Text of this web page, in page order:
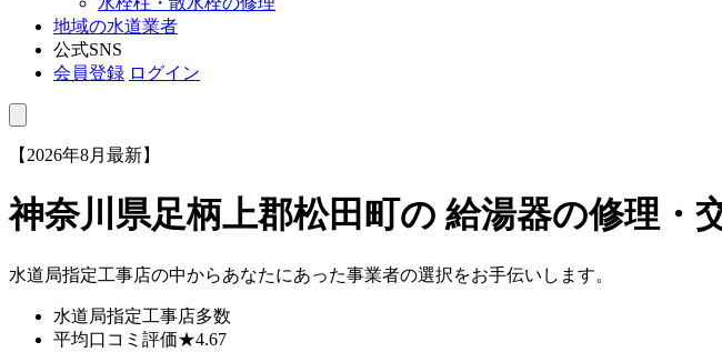
地域の水道業者
公式SNS
会員登録 ログイン
【2026年8月最新】
神奈川県足柄上郡松田町の 給湯器の修理・
水道局指定工事店の中からあなたにあった事業者の選択をお手伝いします。
水道局指定工事店多数
平均口コミ評価★4.67